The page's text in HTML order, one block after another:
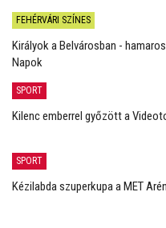
FEHÉRVÁRI SZÍNES
Királyok a Belvárosban -
Napok
SPORT
Kilenc emberrel győzött a
SPORT
Kézilabda szuperkupa a MET